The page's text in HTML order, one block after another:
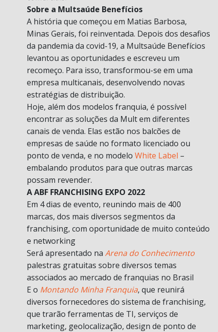
Sobre a Multsaúde Benefícios
A história que começou em Matias Barbosa,
Minas Gerais, foi reinventada. Depois dos desafios
da pandemia da covid-19, a Multsaúde Benefícios
levantou as oportunidades e escreveu um
recomeço. Para isso, transformou-se em uma
empresa multicanais, desenvolvendo novas
estratégias de distribuição.
Hoje, além dos modelos franquia, é possível
encontrar as soluções da Mult em diferentes
canais de venda. Elas estão nos balcões de
empresas de saúde no formato licenciado ou
ponto de venda, e no modelo White Label –
embalando produtos para que outras marcas
possam revender.
A ABF FRANCHISING EXPO 2022
Em 4 dias de evento, reunindo mais de 400
marcas, dos mais diversos segmentos da
franchising, com oportunidade de muito conteúdo
e networking
Será apresentado na Arena do Conhecimento
palestras gratuitas sobre diversos temas
associados ao mercado de franquias no Brasil
E o Montando Minha Franquia, que reunirá
diversos fornecedores do sistema de franchising,
que trarão ferramentas de TI, serviços de
marketing, geolocalização, design de ponto de